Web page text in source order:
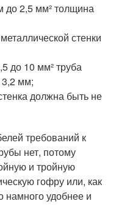
до 2,5 мм² толщина
стенки
до 10 мм² труба
3,2 мм;
должна быть не
требований к
нет, потому
и тройную
гофру или, как
намного удобнее и